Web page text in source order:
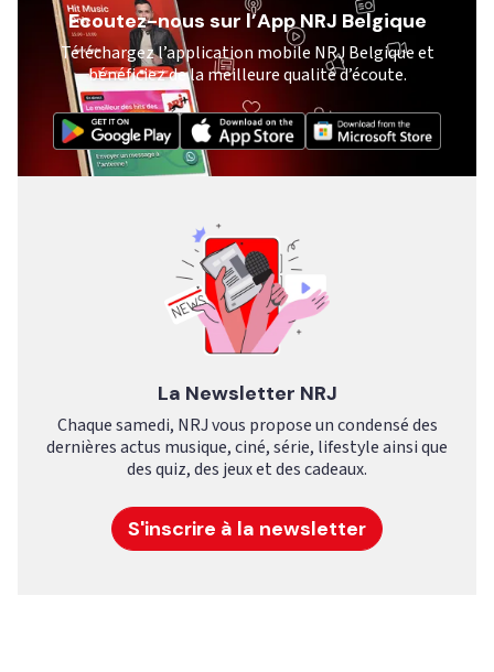
Ecoutez-nous sur l’App NRJ Belgique
Téléchargez l’application mobile NRJ Belgique et
bénéficiez de la meilleure qualité d’écoute.
La Newsletter NRJ
Chaque samedi, NRJ vous propose un condensé des
dernières actus musique, ciné, série, lifestyle ainsi que
des quiz, des jeux et des cadeaux.
S'inscrire à la newsletter